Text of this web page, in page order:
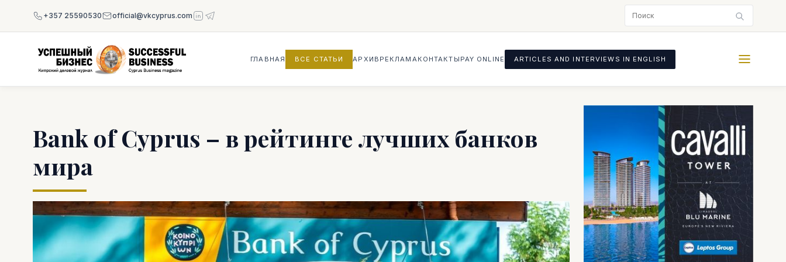
+357 25590530 official@vkcyprus.com
ГЛАВНАЯ ВСЕ СТАТЬИ АРХИВ РЕКЛАМА КОНТАКТЫ PAY ONLINE ARTICLES AND INTERVIEWS IN ENGLISH
Bank of Cyprus – в рейтинге лучших банков
мира